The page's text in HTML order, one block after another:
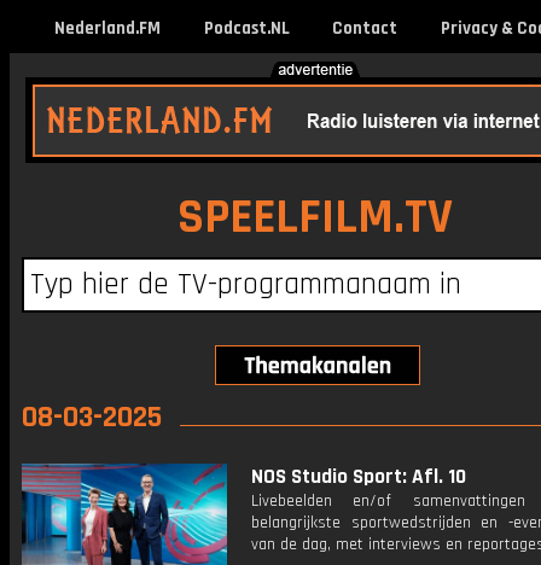
Nederland.FM Podcast.NL Contact Privacy &
SPEELFILM.TV
08-03-2025
NOS Studio Sport: Afl. 10
Livebeelden en/of
belangrijkste sportwedstrijden en -
van de dag, met interviews en